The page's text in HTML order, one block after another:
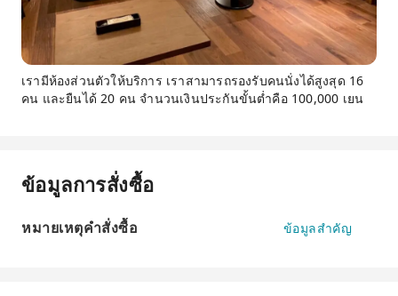
เรามีห้องส่วนตัวให้บริการ เราสามารถรองรับคนนั่งได้สูงสุด 16
คน และยืนได้ 20 คน จำนวนเงินประกันขั้นต่ำคือ 100,000 เยน
ข้อมูลการสั่งซื้อ
หมายเหตุคำสั่งซื้อ ข้อมูลสำคัญ